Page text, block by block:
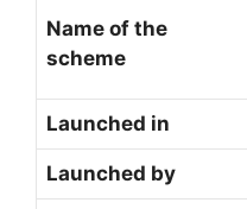
Name of the
scheme
Launched in
Launched by